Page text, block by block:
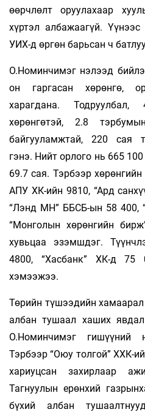
өөрчлөлт оруулахаар
хүртэл албажаагүй.
УИХ-д өргөн барьсан ч
О.Номинчимэг нэлээд
он гаргасан хөрөнгө,
харагдана.
хөрөнгөтэй, 2.8
байгууламжтай, 220 сая
гэнэ. Нийт орлого нь 665
69.7 сая. Тэрбээр хөрөнгийн
АПУ ХК-ийн 9810, “Ард
“Лэнд МН” ББСБ-ын 58 400,
“Монголын хөрөнгийн
хувьцаа эзэмшдэг.
4800, “Хасбанк” ХК-д 75
хэмээжээ.
Төрийн түшээдийн
албан тушаал хаших
О.Номин­чимэг гишүүний
Тэрбээр “Оюу толгой” ХХК-
хариуцсан захирлаар
Тагнуулын ерөнхий
бүхий албан